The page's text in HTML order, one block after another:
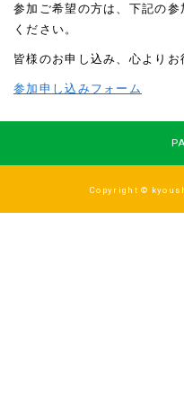
参加ご希望の方は、下記の
ください。
皆様のお申し込み、心よりお
参加申し込みフォーム
Copyright ©